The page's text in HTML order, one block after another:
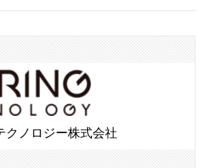
クノロジー株式会社